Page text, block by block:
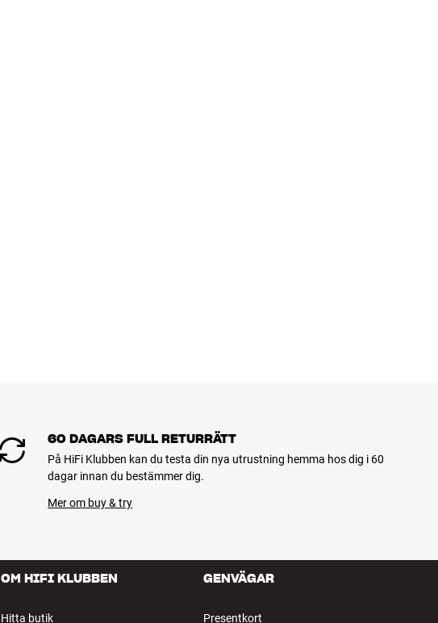
60 DAGARS FULL RETURRÄTT
På HiFi Klubben kan du testa din nya utrustning hemma hos dig i 60
dagar innan du bestämmer dig.
Mer om buy & try
OM HIFI KLUBBEN
Hitta butik
GENVÄGAR
Presentkort